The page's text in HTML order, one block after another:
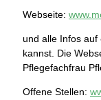
Webseite:
und alle Infos auf
kannst. Die
Pflegefachfrau
Offene Stellen: